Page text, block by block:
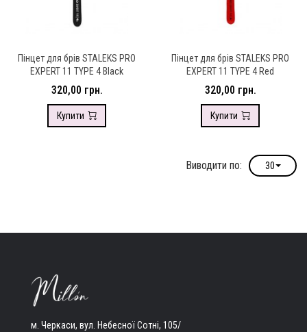
Пінцет для брів STALEKS PRO
EXPERT 11 TYPE 4 Black
320,00 грн.
Купити
Пінцет для брів STALEKS PRO
EXPERT 11 TYPE 4 Red
320,00 грн.
Купити
Виводити по: 30
м. Черкаси, вул. Небесної Сотні, 105/